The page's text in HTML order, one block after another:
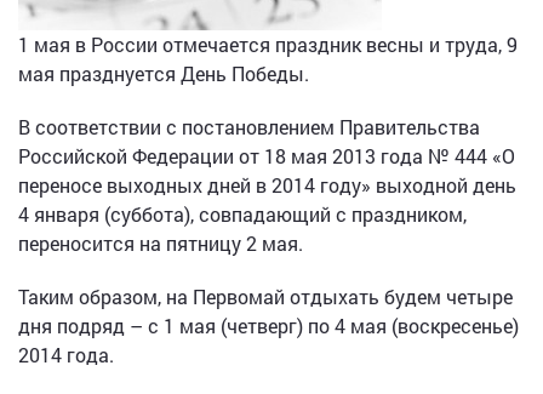
1 мая в России отмечается праздник весны и труда, 9
мая празднуется День Победы.
В соответствии с постановлением Правительства
Российской Федерации от 18 мая 2013 года № 444 «О
переносе выходных дней в 2014 году» выходной день
4 января (суббота), совпадающий с праздником,
переносится на пятницу 2 мая.
Таким образом, на Первомай отдыхать будем четыре
дня подряд – с 1 мая (четверг) по 4 мая (воскресенье)
2014 года.